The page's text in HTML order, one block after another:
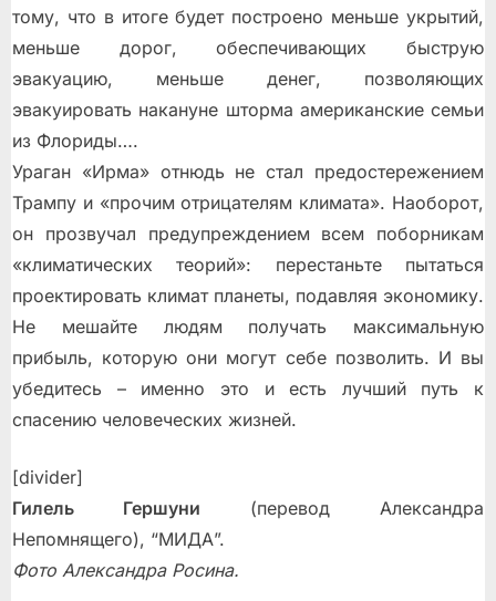
тому, что в итоге будет построено меньше укрытий,
меньше дорог, обеспечивающих быструю
эвакуацию, меньше денег, позволяющих
эвакуировать накануне шторма американские семьи
из Флориды….
Ураган «Ирма» отнюдь не стал предостережением
Трампу и «прочим отрицателям климата». Наоборот,
он прозвучал предупреждением всем поборникам
«климатических теорий»: перестаньте пытаться
проектировать климат планеты, подавляя экономику.
Не мешайте людям получать максимальную
прибыль, которую они могут себе позволить. И вы
убедитесь – именно это и есть лучший путь к
спасению человеческих жизней.
[divider]
Гилель Гершуни (перевод Александра
Непомнящего), “МИДА”.
Фото Александра Росина.